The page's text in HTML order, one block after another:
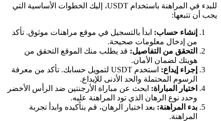
للبدء في المراهنة باستخدام USDT، إليك الخطوات الأساسية التي
يجب أن تتبعها:
إنشاء حساب: ابدأ بالتسجيل في موقع مراهنات موثوق. تأكد
من إدخال معلومات صحيحة.
التحقق من التفاصيل: قد يطلب منك الموقع التحقق من
هويتك لضمان الأمان.
إجراء إيداع:
استخدم USDT لتمويل حسابك. تأكد من معرفة
الرسوم المحتملة والحد الأدنى للإيداع.
اختيار المباراة: ابحث عن مباراة الأرجنتين ضد الرأس الأخضر
وحدد نوع الرهان الذي تود المراهنة عليه.
بدء المراهنة: بعد اختيار الرهان، قم بتأكيده وابدأ تجربة
المراهنة.